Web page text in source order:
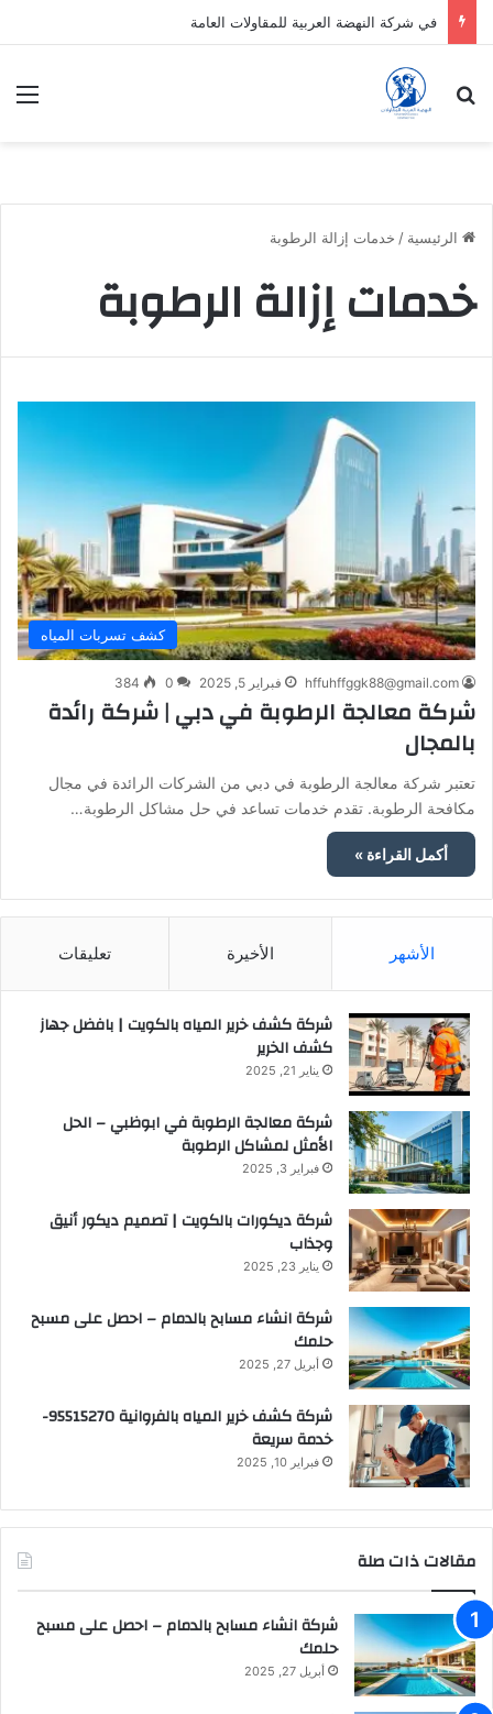
في شركة النهضة العربية للمقاولات العامة
بحث عن
الرئيسية / خدمات إزالة الرطوبة
خدمات إزالة الرطوبة
كشف تسربات المياه
hffuhffggk88@gmail.com فبراير 5, 2025 0
384
شركة معالجة الرطوبة في دبي | شركة رائدة
بالمجال
تعتبر شركة معالجة الرطوبة في دبي من الشركات الرائدة في مجال
مكافحة الرطوبة. تقدم خدمات تساعد في حل مشاكل الرطوبة…
أكمل القراءة »
الأشهر الأخيرة تعليقات
شركة كشف خرير المياه بالكويت | بافضل جهاز
كشف الخرير
يناير 21, 2025
شركة معالجة الرطوبة في ابوظبي – الحل
الأمثل لمشاكل الرطوبة
فبراير 3, 2025
شركة ديكورات بالكويت | تصميم ديكور أنيق
وجذاب
يناير 23, 2025
شركة انشاء مسابح بالدمام – احصل على مسبح
حلمك
أبريل 27, 2025
شركة كشف خرير المياه بالفروانية 95515270-
خدمة سريعة
فبراير 10, 2025
مقالات ذات صلة
شركة انشاء مسابح بالدمام – احصل على مسبح
حلمك
أبريل 27, 2025